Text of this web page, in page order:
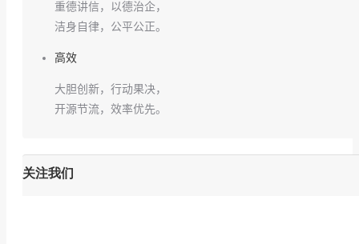
重德讲信，以德治企，
洁身自律，公平公正。
高效
大胆创新，行动果决，
开源节流，效率优先。
关注我们